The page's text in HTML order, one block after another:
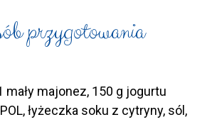
przygotowania
mały majonez, 150 g jogurtu
łyżeczka soku z cytryny, sól,